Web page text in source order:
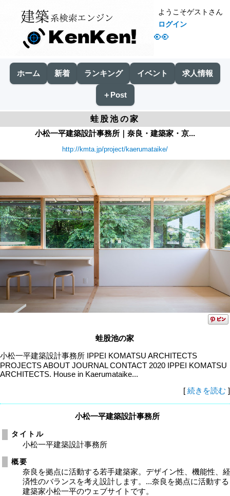
👀
ようこそゲストさん
ログイン
ホーム 新着 ランキング イベント 求人情報
＋Post
蛙股池の家
小松一平建築設計事務所｜奈良・建築家・京...
http://kmta.jp/project/kaerumataike/
蛙股池の家
小松一平建築設計事務所 IPPEI KOMATSU ARCHITECTS
PROJECTS ABOUT JOURNAL CONTACT 2020 IPPEI KOMATSU
ARCHITECTS. House in Kaerumataike...
[ 続きを読む ]
小松一平建築設計事務所
タイトル
小松一平建築設計事務所
概要
奈良を拠点に活動する若手建築家。デザイン性、機能性、
済性のバランスを考え設計します。...奈良を拠点に活動する
建築家小松一平のウェブサイトです。